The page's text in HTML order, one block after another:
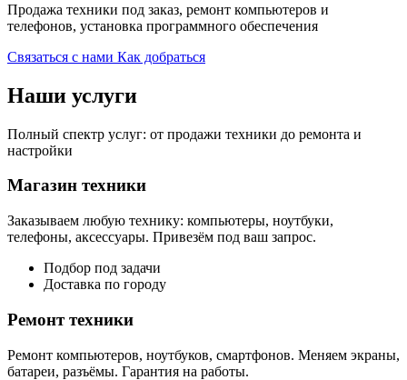
Продажа техники под заказ, ремонт компьютеров и
телефонов, установка программного обеспечения
Связаться с нами Как добраться
Наши услуги
Полный спектр услуг: от продажи техники до ремонта и
настройки
Магазин техники
Заказываем любую технику: компьютеры, ноутбуки,
телефоны, аксессуары. Привезём под ваш запрос.
Подбор под задачи
Доставка по городу
Ремонт техники
Ремонт компьютеров, ноутбуков, смартфонов. Меняем экраны,
батареи, разъёмы. Гарантия на работы.